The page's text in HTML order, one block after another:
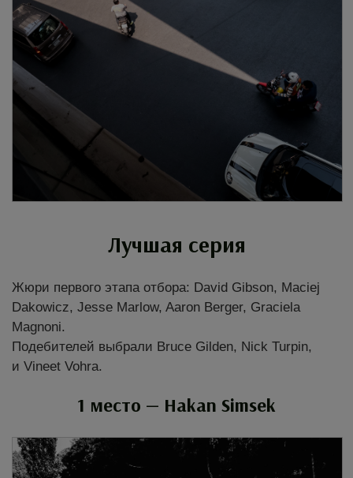
Лучшая серия
Жюри первого этапа отбора: David Gibson, Maciej
Dakowicz, Jesse Marlow, Aaron Berger, Graciela
Magnoni.
Подебителей выбрали Bruce Gilden, Nick Turpin,
и Vineet Vohra.
1 место — Hakan Simsek